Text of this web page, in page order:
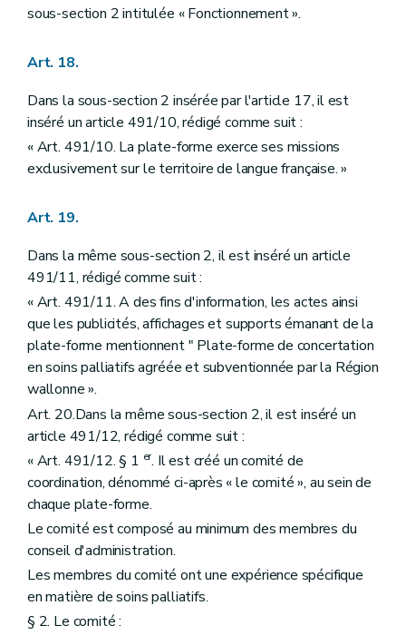
sous-section 2 intitulée « Fonctionnement ».
Art. 18.
Dans la sous-section 2 insérée par l'article 17, il est
inséré un article 491/10, rédigé comme suit :
« Art. 491/10. La plate-forme exerce ses missions
exclusivement sur le territoire de langue française. »
Art. 19.
Dans la même sous-section 2, il est inséré un article
491/11, rédigé comme suit :
« Art. 491/11. A des fins d'information, les actes ainsi
que les publicités, affichages et supports émanant de la
plate-forme mentionnent " Plate-forme de concertation
en soins palliatifs agréée et subventionnée par la Région
wallonne ».
Art. 20.Dans la même sous-section 2, il est inséré un
article 491/12, rédigé comme suit :
« Art. 491/12. § 1 er. Il est créé un comité de
coordination, dénommé ci-après « le comité », au sein de
chaque plate-forme.
Le comité est composé au minimum des membres du
conseil d'administration.
Les membres du comité ont une expérience spécifique
en matière de soins palliatifs.
§ 2. Le comité :